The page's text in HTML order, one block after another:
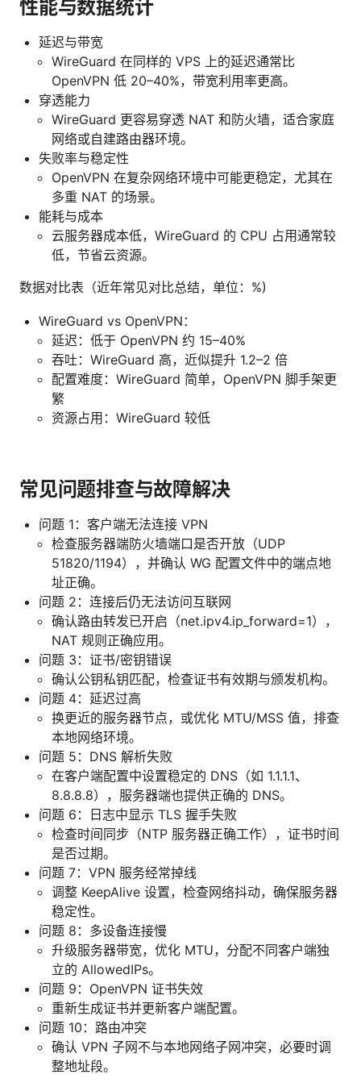
性能与数据统计
延迟与带宽
WireGuard 在同样的 VPS 上的延迟通常比
OpenVPN 低 20–40%，带宽利用率更高。
穿透能力
WireGuard 更容易穿透 NAT 和防火墙，适合家庭
网络或自建路由器环境。
失败率与稳定性
OpenVPN 在复杂网络环境中可能更稳定，尤其在
多重 NAT 的场景。
能耗与成本
云服务器成本低，WireGuard 的 CPU 占用通常较
低，节省云资源。
数据对比表（近年常见对比总结，单位：%)
WireGuard vs OpenVPN：
延迟：低于 OpenVPN 约 15–40%
吞吐：WireGuard 高，近似提升 1.2–2 倍
配置难度：WireGuard 简单，OpenVPN 脚手架更
繁
资源占用：WireGuard 较低
常见问题排查与故障解决
问题 1：客户端无法连接 VPN
检查服务器端防火墙端口是否开放（UDP
51820/1194），并确认 WG 配置文件中的端点地
址正确。
问题 2：连接后仍无法访问互联网
确认路由转发已开启（net.ipv4.ip_forward=1），
NAT 规则正确应用。
问题 3：证书/密钥错误
确认公钥私钥匹配，检查证书有效期与颁发机构。
问题 4：延迟过高
换更近的服务器节点，或优化 MTU/MSS 值，排查
本地网络环境。
问题 5：DNS 解析失败
在客户端配置中设置稳定的 DNS（如 1.1.1.1、
8.8.8.8），服务器端也提供正确的 DNS。
问题 6：日志中显示 TLS 握手失败
检查时间同步（NTP 服务器正确工作），证书时间
是否过期。
问题 7：VPN 服务经常掉线
调整 KeepAlive 设置，检查网络抖动，确保服务器
稳定性。
问题 8：多设备连接慢
升级服务器带宽，优化 MTU，分配不同客户端独
立的 AllowedIPs。
问题 9：OpenVPN 证书失效
重新生成证书并更新客户端配置。
问题 10：路由冲突
确认 VPN 子网不与本地网络子网冲突，必要时调
整地址段。